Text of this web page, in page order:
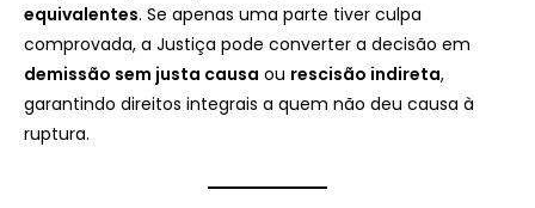
equivalentes. Se apenas uma parte tiver culpa
comprovada, a Justiça pode converter a decisão em
demissão sem justa causa ou rescisão indireta,
garantindo direitos integrais a quem não deu causa à
ruptura.